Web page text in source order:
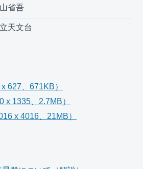
省吾
天文台
627、671KB）
x 1335、2.7MB）
x 4016、21MB）